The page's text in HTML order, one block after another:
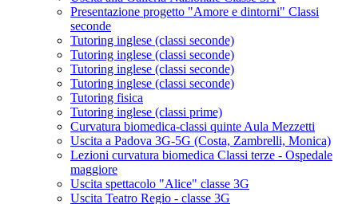
Presentazione progetto "Amore e dintorni" Classi
seconde
Tutoring inglese (classi seconde)
Tutoring inglese (classi seconde)
Tutoring inglese (classi seconde)
Tutoring inglese (classi seconde)
Tutoring fisica
Tutoring inglese (classi prime)
Curvatura biomedica-classi quinte Aula Mezzetti
Uscita a Padova 3G-5G (Costa, Zambrelli, Monica)
Lezioni curvatura biomedica Classi terze - Ospedale
maggiore
Uscita spettacolo "Alice" classe 3G
Uscita Teatro Regio - classe 3G